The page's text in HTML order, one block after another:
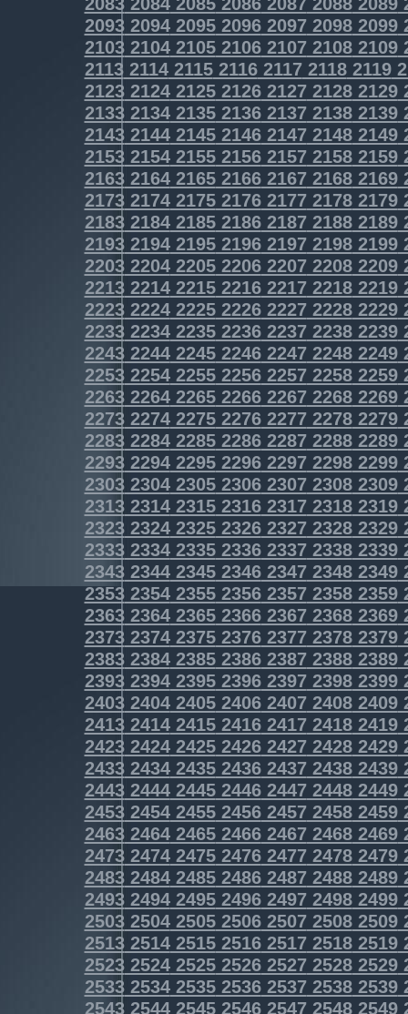
2093209420952096209720982099
2103210421052106210721082109
2113211421152116211721182119
2123212421252126212721282129
2133213421352136213721382139
2143214421452146214721482149
2153215421552156215721582159
2163216421652166216721682169
2173217421752176217721782179
2183218421852186218721882189
2193219421952196219721982199
2203220422052206220722082209
2213221422152216221722182219
2223222422252226222722282229
2233223422352236223722382239
2243224422452246224722482249
2253225422552256225722582259
2263226422652266226722682269
2273227422752276227722782279
2283228422852286228722882289
2293229422952296229722982299
2303230423052306230723082309
2313231423152316231723182319
2323232423252326232723282329
2333233423352336233723382339
2343234423452346234723482349
2353235423552356235723582359
2363236423652366236723682369
2373237423752376237723782379
2383238423852386238723882389
2393239423952396239723982399
2403240424052406240724082409
2413241424152416241724182419
2423242424252426242724282429
2433243424352436243724382439
2443244424452446244724482449
2453245424552456245724582459
2463246424652466246724682469
2473247424752476247724782479
2483248424852486248724882489
2493249424952496249724982499
2503250425052506250725082509
2513251425152516251725182519
2523252425252526252725282529
2533253425352536253725382539
2543254425452546254725482549